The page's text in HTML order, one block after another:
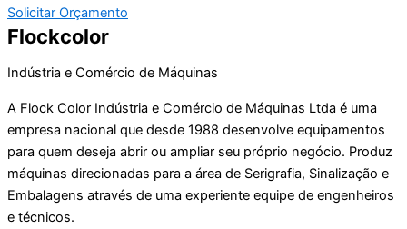
Solicitar Orçamento
Flockcolor
Indústria e Comércio de Máquinas
A Flock Color Indústria e Comércio de Máquinas Ltda é uma
empresa nacional que desde 1988 desenvolve equipamentos
para quem deseja abrir ou ampliar seu próprio negócio. Produz
máquinas direcionadas para a área de Serigrafia, Sinalização e
Embalagens através de uma experiente equipe de engenheiros
e técnicos.